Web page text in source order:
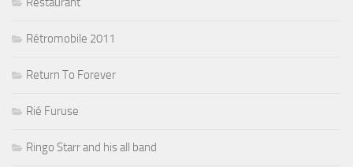
Rétromobile 2011
Return To Forever
Rié Furuse
Ringo Starr and his all band